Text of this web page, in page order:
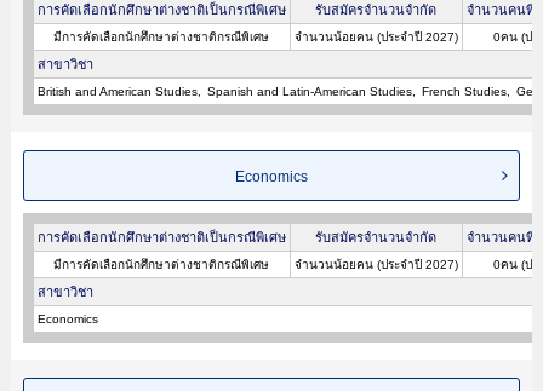
การคัดเลือกนักศึกษาต่างชาติเป็นกรณีพิเศษ รับสมัครจำนวนจำกัด จำนวนคนที่
มีการคัดเลือกนักศึกษาต่างชาติกรณีพิเศษ จำนวนน้อยคน (ประจำปี 2027) 0คน (ปร
สาขาวิชา
British and American Studies Spanish and Latin-American Studies French Studies
Economics
การคัดเลือกนักศึกษาต่างชาติเป็นกรณีพิเศษ รับสมัครจำนวนจำกัด จำนวนคนที่
มีการคัดเลือกนักศึกษาต่างชาติกรณีพิเศษ จำนวนน้อยคน (ประจำปี 2027) 0คน (ปร
สาขาวิชา
Economics